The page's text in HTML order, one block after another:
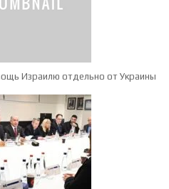
Израилю отдельно от Украины